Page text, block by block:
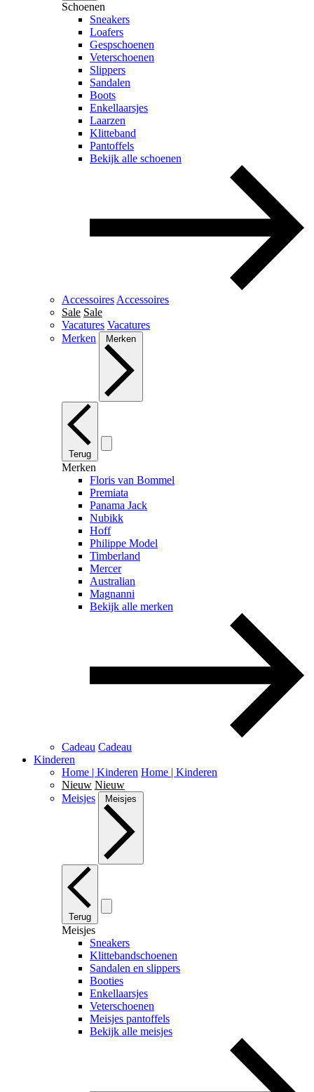
Schoenen
Sneakers
Loafers
Gespschoenen
Veterschoenen
Slippers
Sandalen
Boots
Enkellaarsjes
Laarzen
Klitteband
Pantoffels
Bekijk alle schoenen
Accessoires Accessoires
Sale Sale
Vacatures Vacatures
Merken
Merken
Terug
Merken
Floris van Bommel
Premiata
Panama Jack
Nubikk
Hoff
Philippe Model
Timberland
Mercer
Australian
Magnanni
Bekijk alle merken
Cadeau Cadeau
Kinderen
Home | Kinderen Home | Kinderen
Nieuw Nieuw
Meisjes
Meisjes
Terug
Meisjes
Sneakers
Klittebandschoenen
Sandalen en slippers
Booties
Enkellaarsjes
Veterschoenen
Meisjes pantoffels
Bekijk alle meisjes